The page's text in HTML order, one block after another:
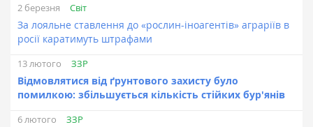
2 березня Світ
За лояльне ставлення до «рослин-іноагентів» аграріїв в
росії каратимуть штрафами
13 лютого ЗЗР
Відмовлятися від ґрунтового захисту було
помилкою: збільшується кількість стійких бур'янів
6 лютого ЗЗР